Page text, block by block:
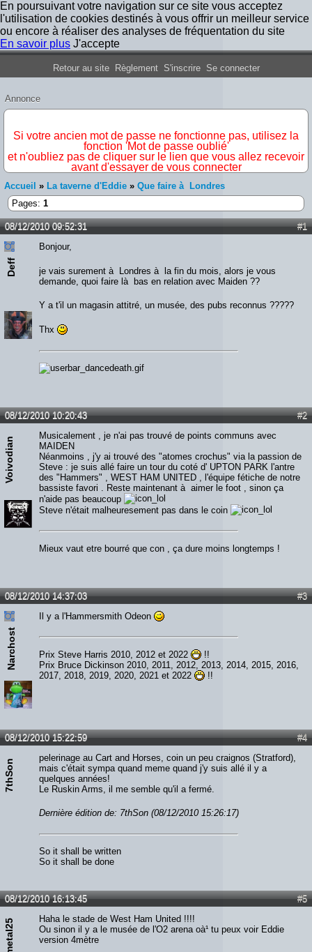
En poursuivant votre navigation sur ce site vous acceptez
l'utilisation de cookies destinés à vous offrir un meilleur service
ou encore à réaliser des analyses de fréquentation du site
En savoir plus J'accepte
Forum Iron Maiden France
Retour au site Règlement S'inscrire Se connecter
Annonce
Si votre ancien mot de passe ne fonctionne pas, utilisez la
fonction 'Mot de passe oublié'
et n'oubliez pas de cliquer sur le lien que vous allez recevoir
avant d'essayer de vous connecter
Accueil » La taverne d'Eddie » Que faire à Londres
Pages: 1
#1
08/12/2010 09:52:31
Deff
Bonjour,
je vais surement à Londres à la fin du mois, alors je vous
demande, quoi faire là bas en relation avec Maiden ??
Y a t'il un magasin attitré, un musée, des pubs reconnus ?????
Thx
#2
08/12/2010 10:20:43
Voivodian
Musicalement , je n'ai pas trouvé de points communs avec
MAIDEN
Néanmoins , j'y ai trouvé des "atomes crochus" via la passion de
Steve : je suis allé faire un tour du coté d' UPTON PARK l'antre
des "Hammers" , WEST HAM UNITED , l'équipe fétiche de notre
bassiste favori . Reste maintenant à aimer le foot , sinon ça
n'aide pas beaucoup
Steve n'était malheuresement pas dans le coin
Mieux vaut etre bourré que con , ça dure moins longtemps !
#3
08/12/2010 14:37:03
Narchost
Il y a l'Hammersmith Odeon
Prix Steve Harris 2010, 2012 et 2022
!!
Prix Bruce Dickinson 2010, 2011, 2012, 2013, 2014, 2015, 2016,
2017, 2018, 2019, 2020, 2021 et 2022
!!
#4
08/12/2010 15:22:59
7thSon
pelerinage au Cart and Horses, coin un peu craignos (Stratford),
mais c'était sympa quand meme quand j'y suis allé il y a
quelques années!
Le Ruskin Arms, il me semble qu'il a fermé.
Dernière édition de: 7thSon (08/12/2010 15:26:17)
So it shall be written
So it shall be done
#5
08/12/2010 16:13:45
Haha le stade de West Ham United !!!!
Ou sinon il y a le musée de l'O2 arena oà¹ tu peux voir Eddie
version 4mètre